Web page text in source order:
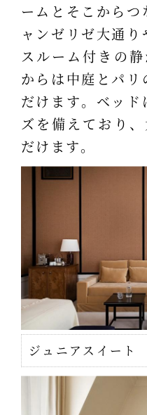
ームとそこから
ャンゼリゼ大通
スルーム付きの
からは中庭とパリ
だけます。ベッド
ズを備えており
だけます。
ジュニアスイート